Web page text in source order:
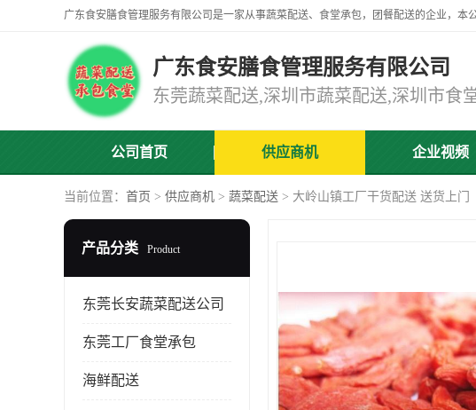
广东食安膳食管理服务有限公司
公司首页 供应商机 企业视频
当前位置： 首页 > 供应商机 > 蔬菜配送 > 大岭山镇工厂干货配送 送货上门
产品分类 Product
东莞长安蔬菜配送公司
东莞工厂食堂承包
海鲜配送